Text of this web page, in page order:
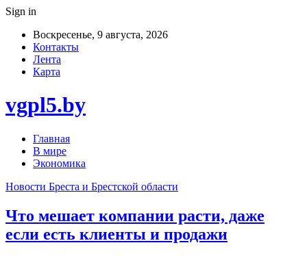
Sign in
Воскресенье, 9 августа, 2026
Контакты
Лента
Карта
vgpl5.by
Главная
В мире
Экономика
Новости Бреста и Брестской области
Что мешает компании расти, даже
если есть клиенты и продажи